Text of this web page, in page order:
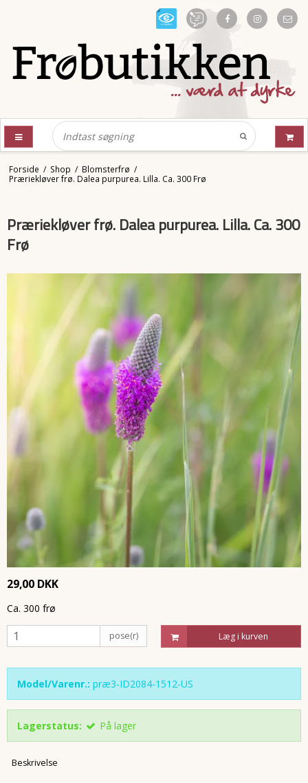
Forside / Shop / Blomsterfrø /
Præriekløver frø. Dalea purpurea. Lilla. Ca. 300 Frø
Præriekløver frø. Dalea purpurea. Lilla. Ca. 300
Frø
29,00 DKK
Ca. 300 frø
pose(r) Læg i kurven
Model/Varenr.: præ3-ID2084-1512-US
Lagerstatus: På lager
Beskrivelse